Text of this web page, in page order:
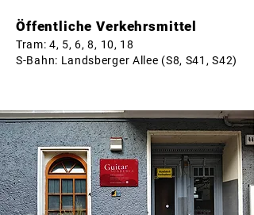
Öffentliche Verkehrsmittel
Tram: 4, 5, 6, 8, 10, 18
S-Bahn: Landsberger Allee (S8, S41, S42)